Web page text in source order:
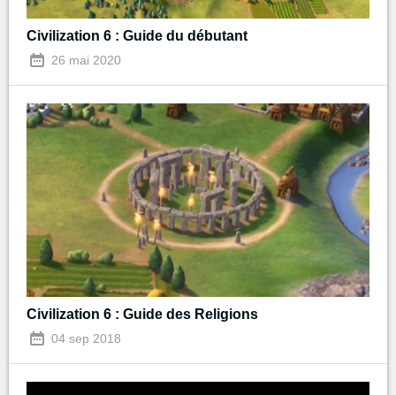
Civilization 6 : Guide du débutant
26 mai 2020
Civilization 6 : Guide des Religions
04 sep 2018